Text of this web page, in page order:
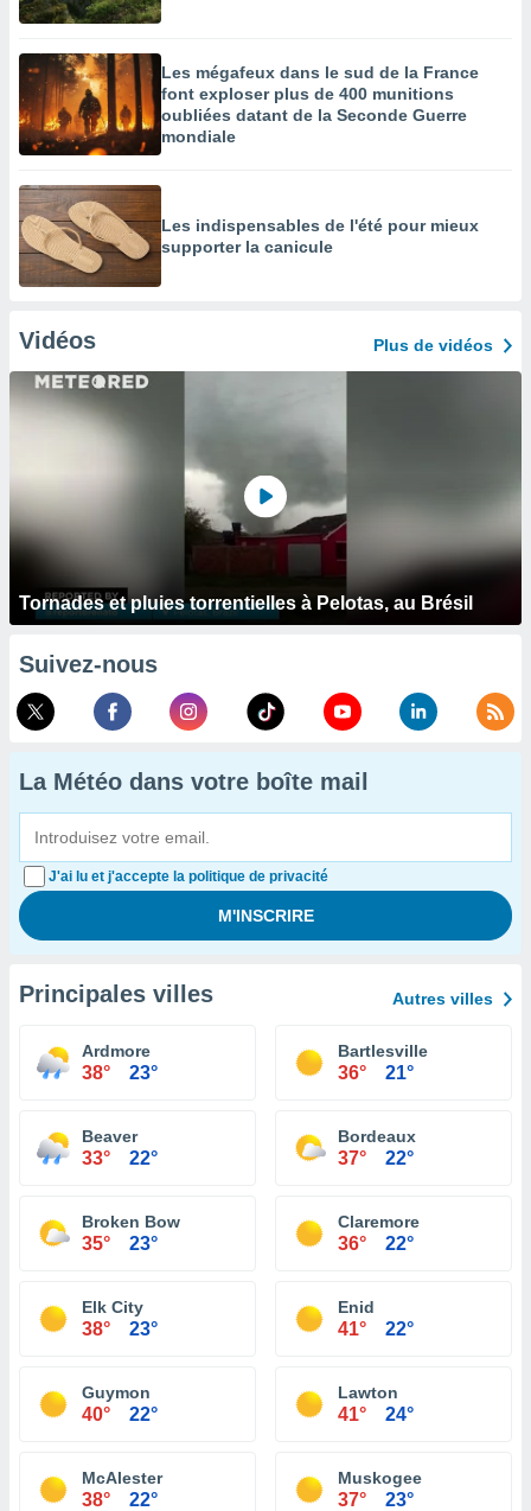
Les mégafeux dans le sud de la France
font exploser plus de 400 munitions
oubliées datant de la Seconde Guerre
mondiale
Les indispensables de l'été pour mieux
supporter la canicule
Vidéos Plus de vidéos
Tornades et pluies torrentielles à Pelotas, au Brésil
Suivez-nous
La Météo dans votre boîte mail
J'ai lu et j'accepte la politique de privacité
Principales villes Autres villes
Ardmore
38° 23°
Bartlesville
36° 21°
Beaver
33° 22°
Bordeaux
37° 22°
Broken Bow
35° 23°
Claremore
36° 22°
Elk City
38° 23°
Enid
41° 22°
Guymon
40° 22°
Lawton
41° 24°
McAlester
38° 22°
Muskogee
37° 23°